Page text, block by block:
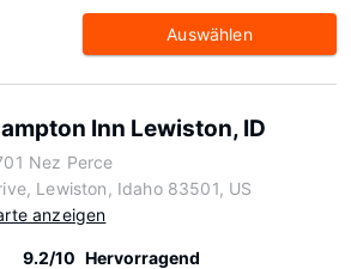
Auswählen
Inn Lewiston, ID
Nez Perce
Lewiston, Idaho 83501, US
anzeigen
9.2/10 Hervorragend